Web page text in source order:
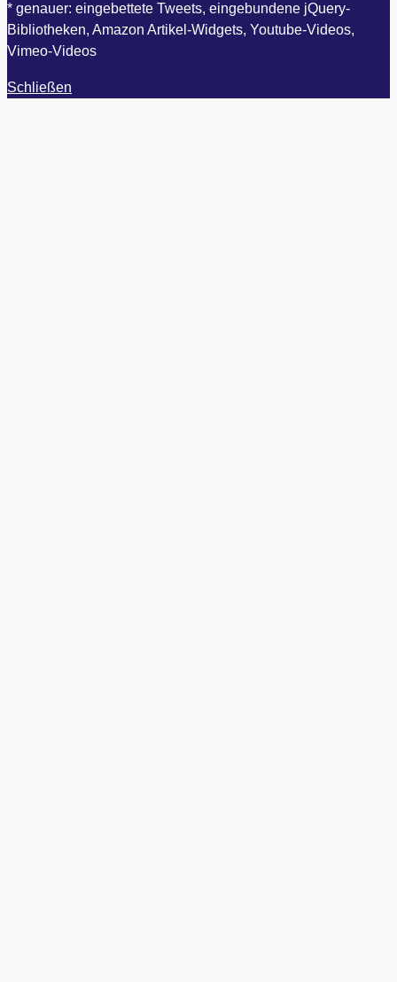
* genauer: eingebettete Tweets, eingebundene jQuery-
Bibliotheken, Amazon Artikel-Widgets, Youtube-Videos,
Vimeo-Videos
Schließen